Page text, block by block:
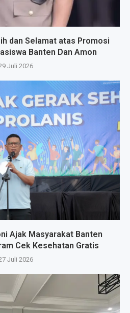
dan Selamat atas Promosi
Banten Dan Amon
Juli 2026
Ajak Masyarakat Banten
Cek Kesehatan Gratis
Juli 2026